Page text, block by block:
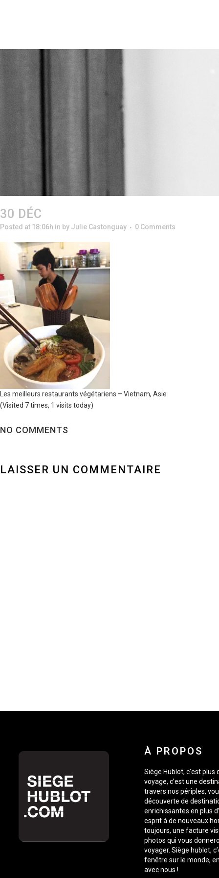
30 DÉC
Posted at 18:06h in by Julie Castonguay 0 Comments
Les meilleurs restaurants végétariens – Vietnam, Asie
(Visited 7 times, 1 visits today)
NO COMMENTS
LAISSER UN COMMENTAIRE
À PROPOS
Siège Hublot, c’est plus
voyage, c’est une
travers nos périples,
découverte de
enrichissantes en plus
esprit à de nouveaux
toujours, une facture
photos qui vous
voyager. Siège hublot,
fenêtre sur le monde,
avec nous !